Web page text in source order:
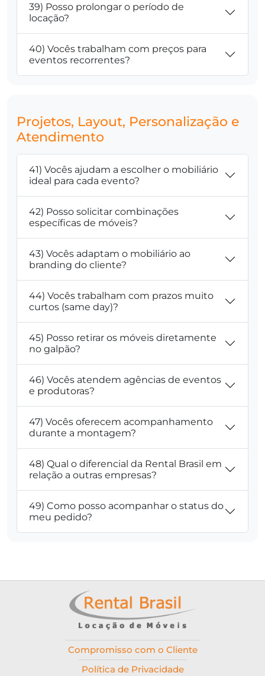
39) Posso prolongar o período de
locação?
40) Vocês trabalham com preços para
eventos recorrentes?
Projetos, Layout, Personalização e
Atendimento
41) Vocês ajudam a escolher o mobiliário
ideal para cada evento?
42) Posso solicitar combinações
específicas de móveis?
43) Vocês adaptam o mobiliário ao
branding do cliente?
44) Vocês trabalham com prazos muito
curtos (same day)?
45) Posso retirar os móveis diretamente
no galpão?
46) Vocês atendem agências de eventos
e produtoras?
47) Vocês oferecem acompanhamento
durante a montagem?
48) Qual o diferencial da Rental Brasil em
relação a outras empresas?
49) Como posso acompanhar o status do
meu pedido?
Compromisso com o Cliente
Política de Privacidade